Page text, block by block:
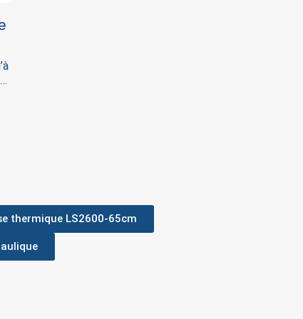
thermique LS2600-65cm